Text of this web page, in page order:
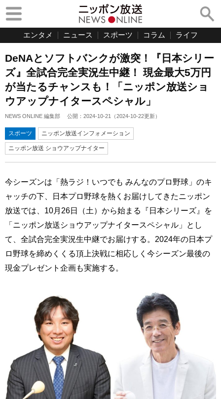
エンタメ ニュース スポーツ コラム ライフ
DeNAとソフトバンクが激突！『日本シリー
ズ』全試合完全実況生中継！ 現金最大5万円
が当たるチャンスも！「ニッポン放送ショ
ウアップナイタースペシャル」
NEWS ONLINE 編集部 公開： 2024-10-21 （2024-10-22更新）
スポーツ ニッポン放送インフォメーション
ニッポン放送 ショウアップナイター
今シーズンは「熱ラジ！いつでも みんなのプロ野球」のキ
ャッチの下、日本プロ野球を熱くお届けしてきたニッポン
放送では、10月26日（土）から始まる『日本シリーズ』を
「ニッポン放送ショウアップナイタースペシャル」とし
て、全試合完全実況生中継でお届けする。2024年の日本プ
ロ野球を締めくくる頂上決戦に相応しく今シーズン最後の
現金プレゼント企画も実施する。